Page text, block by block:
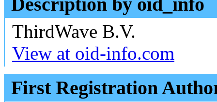
ThirdWave B.V.
View at oid-info.com
First Registration